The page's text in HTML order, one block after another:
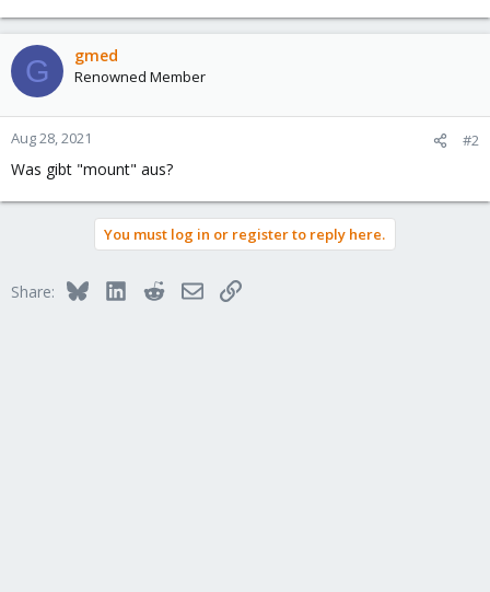
G gmed
Renowned Member
Aug 28, 2021 #2
Was gibt "mount" aus?
You must log in or register to reply here.
Share: BlueskyLinkedInRedditEmailLink